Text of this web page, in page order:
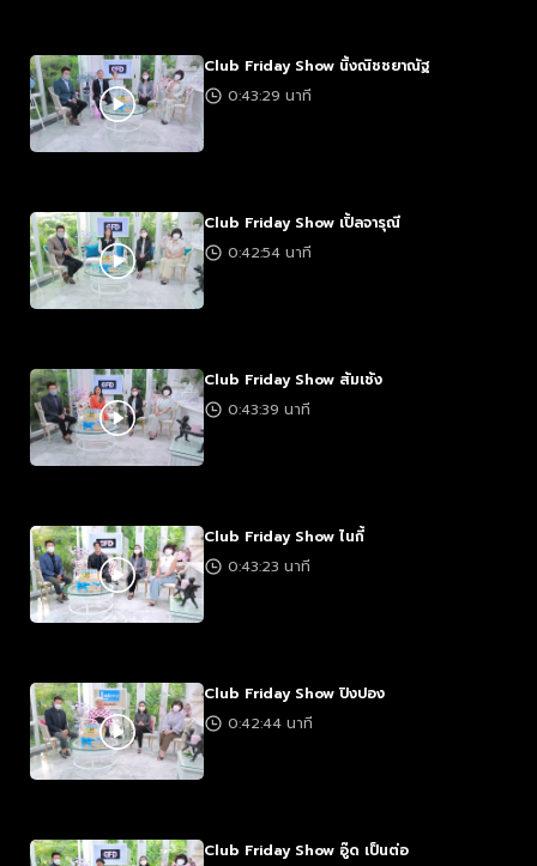
Club Friday Show นิ้งณิชชยาณัฐ
0:43:29 นาที
Club Friday Show เปิ้ลจารุณี
0:42:54 นาที
Club Friday Show ส้มเช้ง
0:43:39 นาที
Club Friday Show ไนกี้
0:43:23 นาที
Club Friday Show ปิงปอง
0:42:44 นาที
Club Friday Show อู๊ด เป็นต่อ